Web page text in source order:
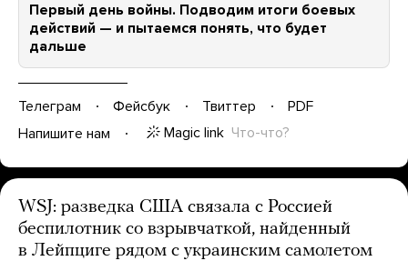
Первый день войны. Подводим итоги боевых
действий — и пытаемся понять, что будет
дальше
Телеграм Фейсбук Твиттер
PDF
Напишите нам
Magic link Что-что?
WSJ: разведка США связала с Россией
беспилотник со взрывчаткой, найденный
в Лейпциге рядом с украинским самолетом